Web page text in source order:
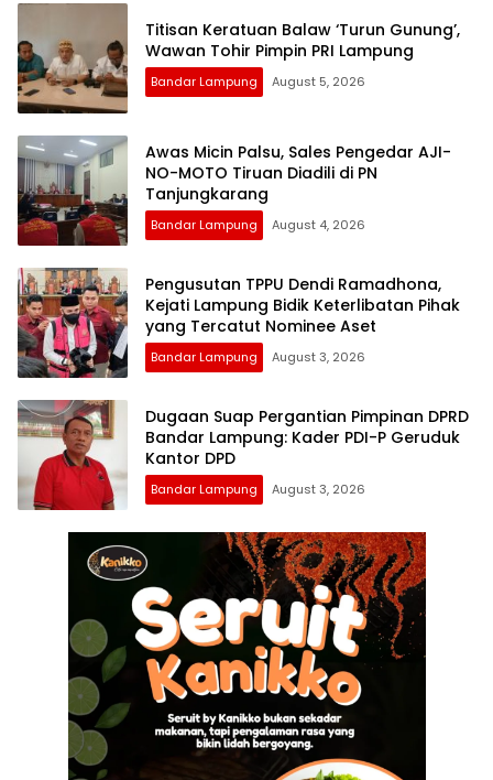
Titisan Keratuan Balaw ‘Turun Gunung’,
Wawan Tohir Pimpin PRI Lampung
Bandar Lampung August 5, 2026
Awas Micin Palsu, Sales Pengedar AJI-
NO-MOTO Tiruan Diadili di PN
Tanjungkarang
Bandar Lampung August 4, 2026
Pengusutan TPPU Dendi Ramadhona,
Kejati Lampung Bidik Keterlibatan Pihak
yang Tercatut Nominee Aset
Bandar Lampung August 3, 2026
Dugaan Suap Pergantian Pimpinan DPRD
Bandar Lampung: Kader PDI-P Geruduk
Kantor DPD
Bandar Lampung August 3, 2026